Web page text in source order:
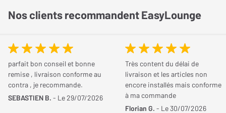
support mural Cavus pour Bluesound Pulse
Mini 2i, robuste et orientable
Le support mural Cavus pour Bluesound Pulse Mini 2i
est un outil
robuste et polyvalent, conçu spécifiquement pour fixer votre
enceinte connectée Bluesound Pulse Mini 2i à la cloison. Avec sa
Bluesound Pulse Mini 2i
Couleur Noir
Consommation
Type d'accessoire Support mural
Nos clients recommandent EasyLounge
parfait bon conseil et bonne
remise , livraison conforme au
contra , je recommande.
SEBASTIEN B. - Le 29/07/2026
Très content du délai de
livraison et les articles non
encore installés mais conforme
à ma commande
Florian G. - Le 30/07/2026